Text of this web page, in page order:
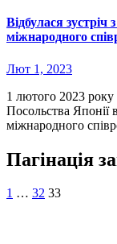
Відбулася
міжнародного
Лют 1, 2023
1 лютого 2023 року відбулася зустріч представників
Посольства Японії
міжнародного
Пагінація
1 … 32 33